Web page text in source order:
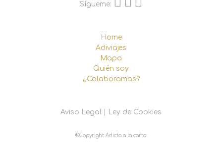
Sígueme:
Home
Adiviajes
Mapa
Quién soy
¿Colaboramos?
Aviso Legal Ley de Cookies
®Copyright Adicta a la carta.